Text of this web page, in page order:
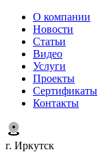
О компании
Новости
Статьи
Видео
Услуги
Проекты
Сертификаты
Контакты
г. Иркутск